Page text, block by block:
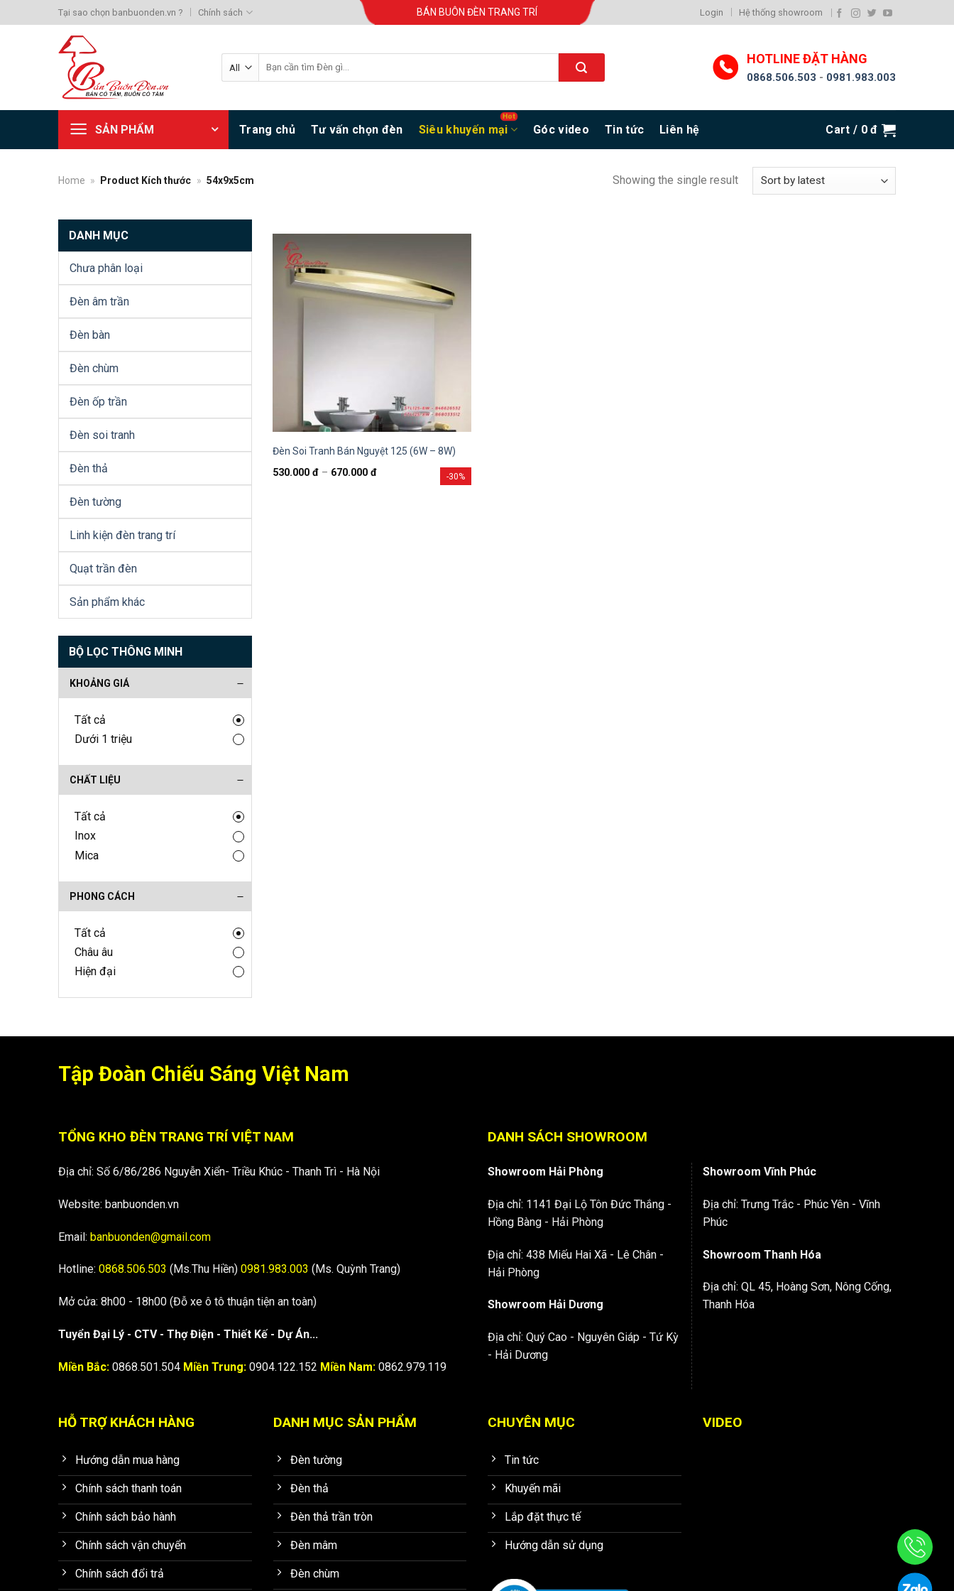
to
Tại sao chọn banbuonden.vn ? Chính sách BÁN BUÔN ĐÈN TRANG TRÍ Login Hệ thống showroom
for:
HOTLINE ĐẶT HÀNG
0868.506.503 - 0981.983.003
SẢN PHẨM Trang chủ Tư vấn chọn đèn Siêu khuyến mại Góc video Tin tức Liên hệ Cart / 0đ
Home » Product Kích thước » 54x9x5cm Showing the single result
DANH MỤC
Chưa phân loại
Đèn âm trần
Đèn bàn
Đèn chùm
Đèn ốp trần
Đèn soi tranh
Đèn thả
Đèn tường
Linh kiện đèn trang trí
Quạt trần đèn
Sản phẩm khác
BỘ LỌC THÔNG MINH
KHOẢNG GIÁ
Tất cả
Dưới 1 triệu
CHẤT LIỆU
Tất cả
Inox
Mica
PHONG CÁCH
Tất cả
Châu âu
Hiện đại
-30%
Đèn Soi Tranh Bán Nguyệt 125 (6W – 8W)
530.000đ – 670.000đ
Tập Đoàn Chiếu Sáng Việt Nam
TỔNG KHO ĐÈN TRANG TRÍ VIỆT NAM
Địa chỉ: Số 6/86/286 Nguyễn Xiển- Triều Khúc - Thanh Trì - Hà Nội
Website: banbuonden.vn
Email: banbuonden@gmail.com
Hotline: 0868.506.503 (Ms.Thu Hiền) 0981.983.003 (Ms. Quỳnh Trang)
Mở cửa: 8h00 - 18h00 (Đỗ xe ô tô thuận tiện an toàn)
Tuyển Đại Lý - CTV - Thợ Điện - Thiết Kế - Dự Án...
Miền Bắc: 0868.501.504 Miền Trung: 0904.122.152 Miền Nam: 0862.979.119
DANH SÁCH SHOWROOM
Showroom Hải Phòng
Địa chỉ: 1141 Đại Lộ Tôn Đức Thắng -
Hồng Bàng - Hải Phòng
Địa chỉ: 438 Miếu Hai Xã - Lê Chân -
Hải Phòng
Showroom Hải Dương
Địa chỉ: Quý Cao - Nguyên Giáp - Tứ Kỳ
- Hải Dương
Showroom Vĩnh Phúc
Địa chỉ: Trưng Trắc - Phúc Yên - Vĩnh
Phúc
Showroom Thanh Hóa
Địa chỉ: QL 45, Hoàng Sơn, Nông Cống,
Thanh Hóa
HỖ TRỢ KHÁCH HÀNG
Hướng dẫn mua hàng
Chính sách thanh toán
Chính sách bảo hành
Chính sách vận chuyển
Chính sách đổi trả
DANH MỤC SẢN PHẨM
Đèn tường
Đèn thả
Đèn thả trần tròn
Đèn mâm
Đèn chùm
CHUYÊN MỤC
Tin tức
Khuyến mãi
Lắp đặt thực tế
Hướng dẫn sử dụng
VIDEO